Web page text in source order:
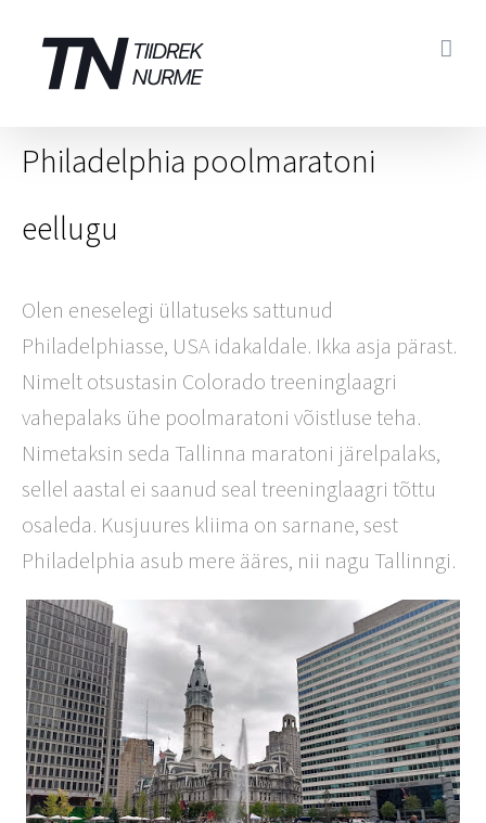
content
Philadelphia poolmaratoni
eellugu
Olen eneselegi üllatuseks sattunud
Philadelphiasse, USA idakaldale. Ikka asja pärast.
Nimelt otsustasin Colorado treeninglaagri
vahepalaks ühe poolmaratoni võistluse teha.
Nimetaksin seda Tallinna maratoni järelpalaks,
sellel aastal ei saanud seal treeninglaagri tõttu
osaleda. Kusjuures kliima on sarnane, sest
Philadelphia asub mere ääres, nii nagu Tallinngi.